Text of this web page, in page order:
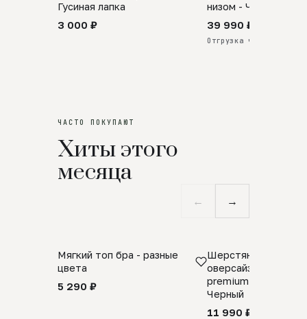
Гусиная лапка
3 000 ₽
низом - Черный
39 990 ₽
Отгрузка через 25 дней
ЧАСТО ПОКУПАЮТ
Хиты этого
месяца
← →
Мягкий топ бра - разные
цвета
5 290 ₽
Шерстяной свитер
оверсайз 100%
premium merino
Черный
11 990 ₽